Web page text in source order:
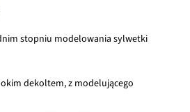
stopniu modelowania sylwetki
dekoltem, z modelującego